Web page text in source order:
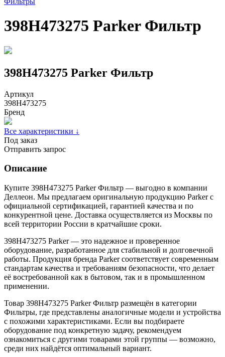
398H473275 Parker Фильтр
398H473275 Parker Фильтр
Артикул
398H473275
Бренд
Все характеристики ↓
Под заказ
Отправить запрос
Описание
Купите 398H473275 Parker Фильтр — выгодно в компании
Деллеон. Мы предлагаем оригинальную продукцию Parker с
официальной сертификацией, гарантией качества и по
конкурентной цене. Доставка осуществляется из Москвы по
всей территории России в кратчайшие сроки.
398H473275 Parker — это надежное и проверенное
оборудование, разработанное для стабильной и долговечной
работы. Продукция бренда Parker соответствует современным
стандартам качества и требованиям безопасности, что делает
её востребованной как в бытовом, так и в промышленном
применении.
Товар 398H473275 Parker Фильтр размещён в категории
Фильтры, где представлены аналогичные модели и устройства
с похожими характеристиками. Если вы подбираете
оборудование под конкретную задачу, рекомендуем
ознакомиться с другими товарами этой группы — возможно,
среди них найдётся оптимальный вариант.